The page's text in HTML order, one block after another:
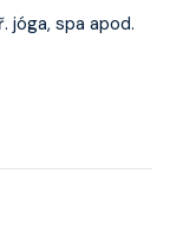
jóga, spa apod.